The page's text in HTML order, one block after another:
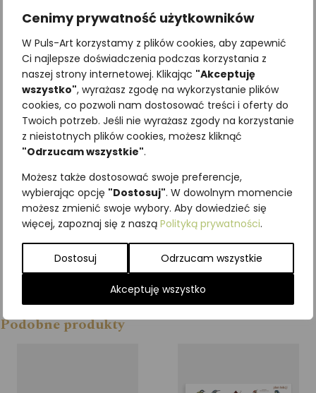
Cenimy prywatność użytkowników
W Puls-Art korzystamy z plików cookies, aby zapewnić
Ci najlepsze doświadczenia podczas korzystania z
naszej strony internetowej. Klikając "Akceptuję
wszystko", wyrażasz zgodę na wykorzystanie plików
cookies, co pozwoli nam dostosować treści i oferty do
Twoich potrzeb. Jeśli nie wyrażasz zgody na korzystanie
z nieistotnych plików cookies, możesz kliknąć
"Odrzucam wszystkie".
Możesz także dostosować swoje preferencje,
wybierając opcję "Dostosuj". W dowolnym momencie
możesz zmienić swoje wybory. Aby dowiedzieć się
więcej, zapoznaj się z naszą Polityką prywatności.
Dostosuj Odrzucam wszystkie
Akceptuję wszystko
Zakładka edukacyjna
JELEŃ I SARNA
3,69zł z VAT
Dodaj do koszyka
Podobne produkty